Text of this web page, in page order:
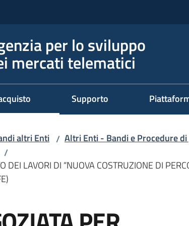
per lo sviluppo
mercati telematici
Supporto
altri Enti / Altri Enti - Bandi e Procedure di
/
DEI LAVORI DI “NUOVA COSTRUZIONE DI